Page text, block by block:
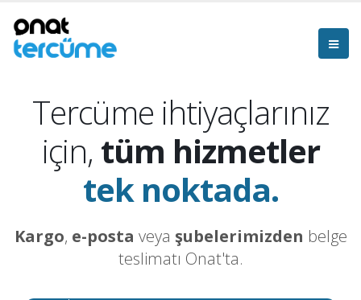
Tercüme ihtiyaçlarınız
için, tüm hizmetler
tek noktada.
Kargo, e-posta veya şubelerimizden belge
teslimatı Onat'ta.